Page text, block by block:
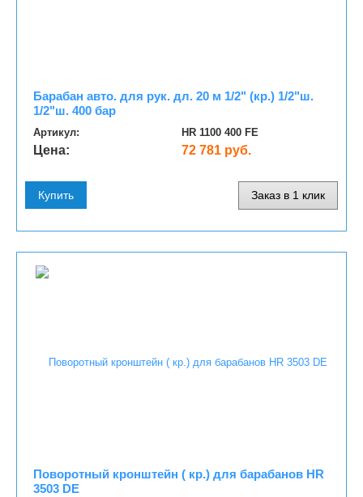
Барабан авто. для рук. дл. 20 м 1/2" (кр.) 1/2"ш.
1/2"ш. 400 бар
Артикул: HR 1100 400 FE
Цена: 72 781 руб.
Купить Заказ в 1 клик
Поворотный кронштейн ( кр.) для барабанов HR
3503 DE